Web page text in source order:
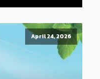
April 24, 2026